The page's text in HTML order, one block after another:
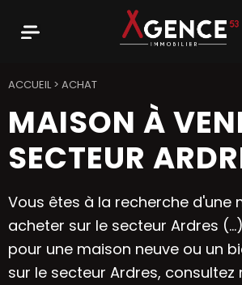
ACCUEIL> ACHAT
MAISON À
SECTEUR
Vous êtes à la recherche d'une
acheter sur le secteur Ardres
pour une maison neuve ou un
sur le secteur Ardres, consultez